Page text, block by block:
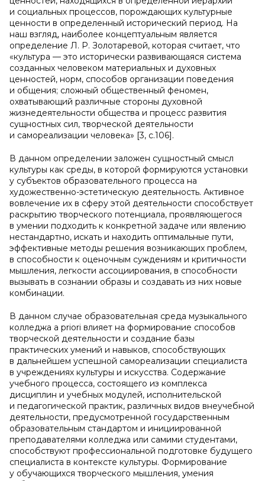
и социальных процессов, порождающих культурные
ценности в определенный исторический период. На
наш взгляд, наиболее концептуальным является
определение Л. Р. Золотаревой, которая считает, что
«культура — это исторически развивающаяся система
созданных человеком материальных и духовных
ценностей, норм, способов организации поведения
и общения; сложный общественный феномен,
охватывающий различные стороны духовной
жизнедеятельности общества и процесс развития
сущностных сил, творческой деятельности
и самореализации человека» [3, с.106].
В данном определении заложен сущностный смысл
культуры как среды, в которой формируются установки
у субъектов образовательного процесса на
художественно-эстетическую деятельность. Активное
вовлечение их в сферу этой деятельности способствует
раскрытию творческого потенциала, проявляющегося
в умении подходить к конкретной задаче или явлению
нестандартно, искать и находить оптимальные пути,
эффективные методы решения возникающих проблем,
в способности к оценочным суждениям и критичности
мышления, легкости ассоциирования, в способности
вызывать в сознании образы и создавать из них новые
комбинации.
В данном случае образовательная среда музыкального
колледжа a priori влияет на формирование способов
творческой деятельности и создание базы
практических умений и навыков, способствующих
в дальнейшем успешной самореализации специалиста
в учреждениях культуры и искусства. Содержание
учебного процесса, состоящего из комплекса
дисциплин и учебных модулей, исполнительской
и педагогической практик, различных видов внеучебной
деятельности, предусмотренной государственным
образовательным стандартом и инициированной
преподавателями колледжа или самими студентами,
способствуют профессиональной подготовке будущего
специалиста в контексте культуры. Формирование
у обучающихся творческого мышления, умения